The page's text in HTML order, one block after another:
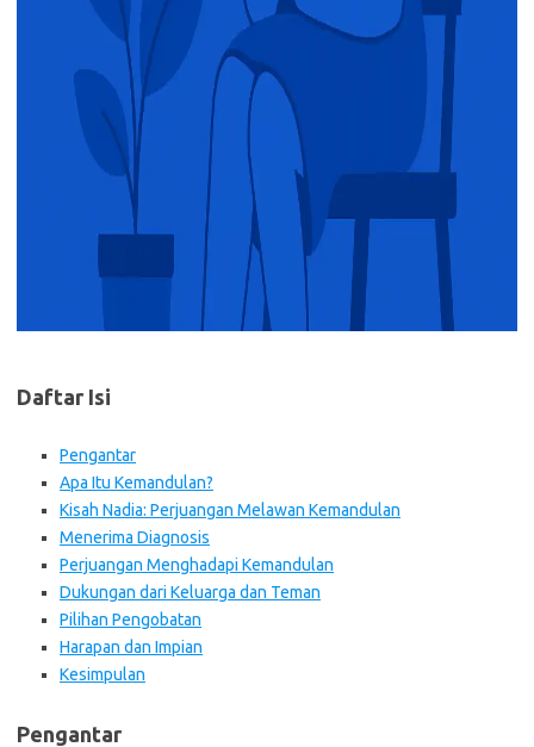
Daftar Isi
Pengantar
Apa Itu Kemandulan?
Kisah Nadia: Perjuangan Melawan Kemandulan
Menerima Diagnosis
Perjuangan Menghadapi Kemandulan
Dukungan dari Keluarga dan Teman
Pilihan Pengobatan
Harapan dan Impian
Kesimpulan
Pengantar